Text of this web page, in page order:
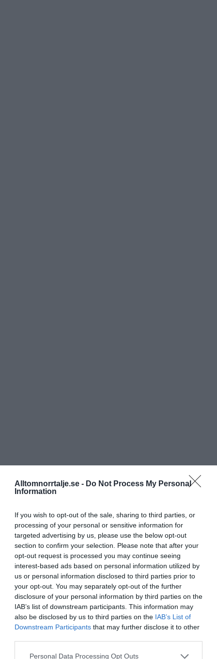
Alltomnorrtalje.se - Do Not Process My Personal
Information
If you wish to opt-out of the sale, sharing to third parties, or
processing of your personal or sensitive information for
targeted advertising by us, please use the below opt-out
section to confirm your selection. Please note that after your
opt-out request is processed you may continue seeing
interest-based ads based on personal information utilized by
us or personal information disclosed to third parties prior to
your opt-out. You may separately opt-out of the further
disclosure of your personal information by third parties on the
IAB’s list of downstream participants. This information may
also be disclosed by us to third parties on the IAB’s List of
Downstream Participants that may further disclose it to other
Personal Data Processing Opt Outs